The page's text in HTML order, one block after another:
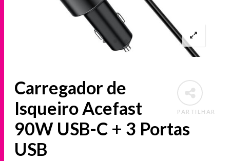
PARTILHAR
Carregador de
Isqueiro Acefast
90W USB-C + 3 Portas
USB